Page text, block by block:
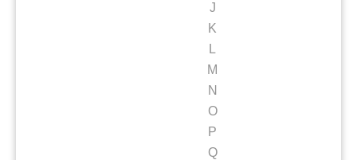
J
K
L
M
N
O
P
Q